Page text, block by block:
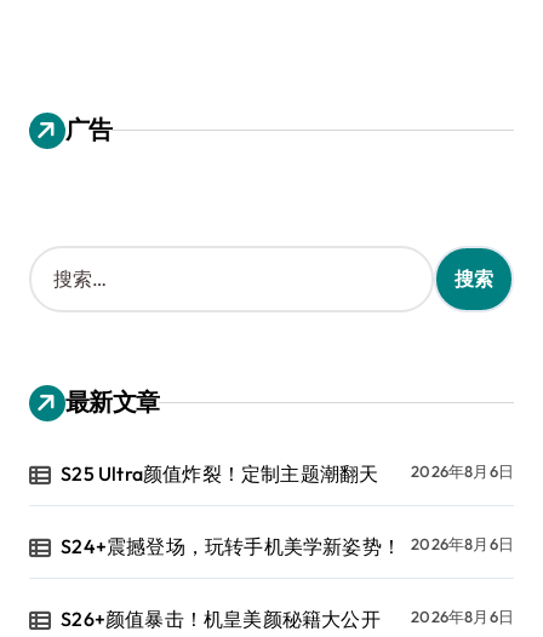
广告
搜
索
：
最新文章
S25 Ultra颜值炸裂！定制主题潮翻天 2026年8月6日
S24+震撼登场，玩转手机美学新姿势！ 2026年8月6日
S26+颜值暴击！机皇美颜秘籍大公开 2026年8月6日